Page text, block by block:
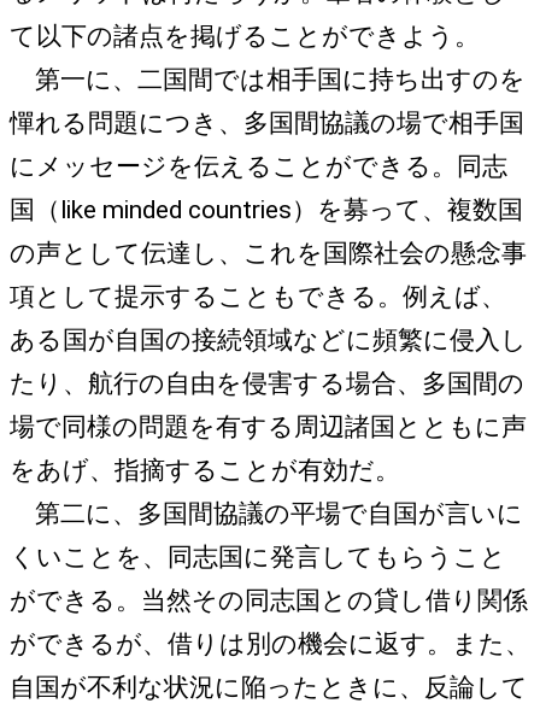
て以下の諸点を掲げることができよう。
第一に、二国間では相手国に持ち出すのを
憚れる問題につき、多国間協議の場で相手国
にメッセージを伝えることができる。同志
国（like minded countries）を募って、複数国
の声として伝達し、これを国際社会の懸念事
項として提示することもできる。例えば、
ある国が自国の接続領域などに頻繁に侵入し
たり、航行の自由を侵害する場合、多国間の
場で同様の問題を有する周辺諸国とともに声
をあげ、指摘することが有効だ。
第二に、多国間協議の平場で自国が言いに
くいことを、同志国に発言してもらうこと
ができる。当然その同志国との貸し借り関係
ができるが、借りは別の機会に返す。また、
自国が不利な状況に陥ったときに、反論して